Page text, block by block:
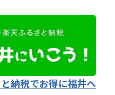
納税でお得に福井へ